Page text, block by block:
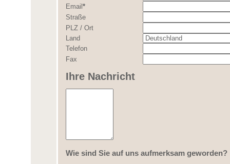
Email *
Straße
PLZ / Ort
Land
Telefon
Fax
Ihre Nachricht
Wie sind Sie auf uns aufmerksam geworden?